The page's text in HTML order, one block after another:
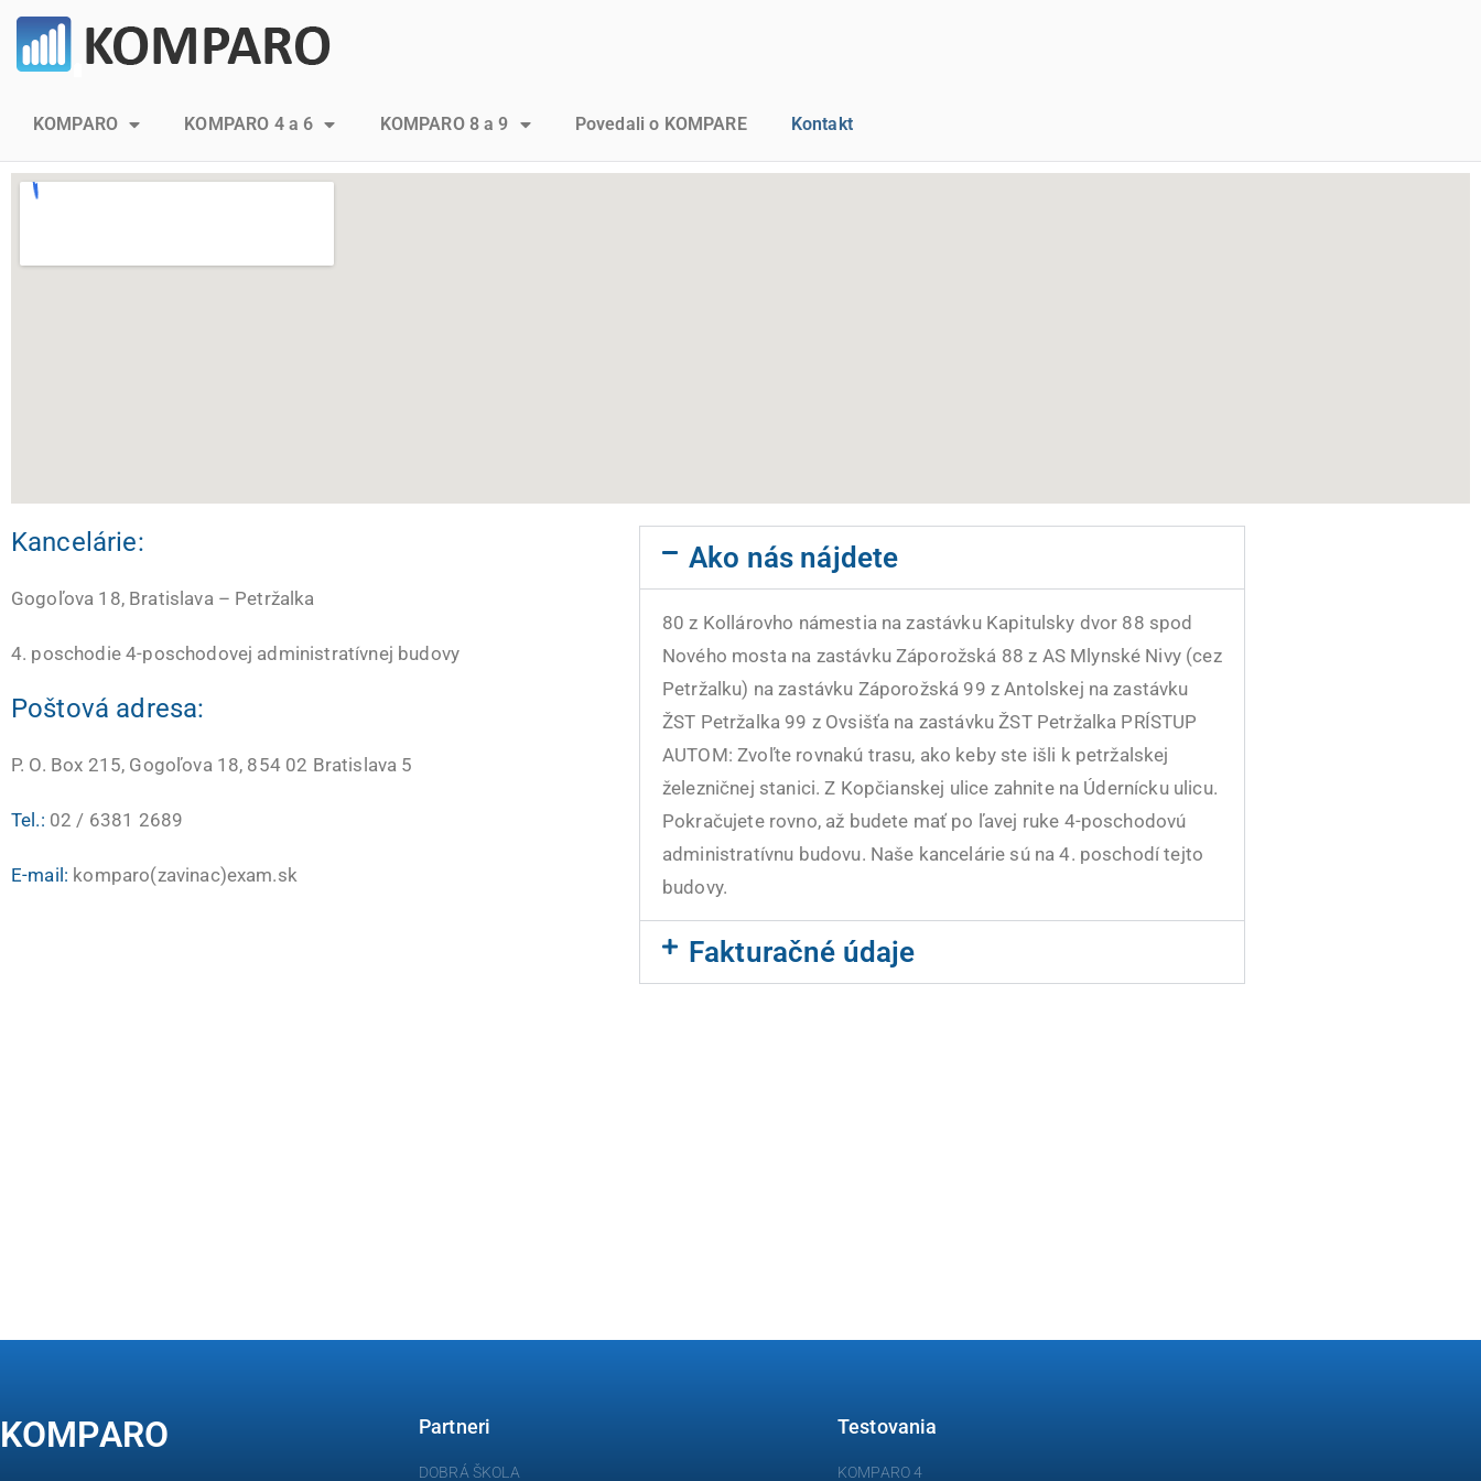
KOMPARO KOMPARO 4 a 6 KOMPARO 8 a 9 Povedali o KOMPARE Kontakt
Kancelárie:
Gogoľova 18, Bratislava – Petržalka
4. poschodie 4-poschodovej administratívnej budovy
Poštová adresa:
P. O. Box 215, Gogoľova 18, 854 02 Bratislava 5
Tel.: 02 / 6381 2689
E-mail: komparo(zavinac)exam.sk
Ako nás nájdete
80 z Kollárovho námestia na zastávku Kapitulsky dvor 88 spod
Nového mosta na zastávku Záporožská 88 z AS Mlynské Nivy (cez
Petržalku) na zastávku Záporožská 99 z Antolskej na zastávku
ŽST Petržalka 99 z Ovsišťa na zastávku ŽST Petržalka PRÍSTUP
AUTOM: Zvoľte rovnakú trasu, ako keby ste išli k petržalskej
železničnej stanici. Z Kopčianskej ulice zahnite na Údernícku ulicu.
Pokračujete rovno, až budete mať po ľavej ruke 4-poschodovú
administratívnu budovu. Naše kancelárie sú na 4. poschodí tejto
budovy.
Fakturačné údaje
KOMPARO Partneri
DOBRÁ ŠKOLA
Testovania
KOMPARO 4